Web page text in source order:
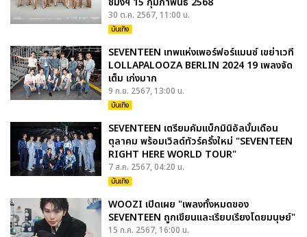
30 ต.ค. 2567, 11:00 น.
บันเทิง
SEVENTEEN เทพแห่งเพอร์ฟอร์แมนซ์ เขย่าเวที
LOLLAPALOOZA BERLIN 2024 19 เพลงจัด
เต็ม เก่งมาก
9 ก.ย. 2567, 13:00 น.
บันเทิง
SEVENTEEN เตรียมคัมแบ็กมินิอัลบั้มเดือน
ตุลาคม พร้อมเวิลด์ทัวร์ครั้งใหม่ "SEVENTEEN
RIGHT HERE WORLD TOUR"
7 ส.ค. 2567, 04:20 น.
บันเทิง
WOOZI เปิดเผย "เพลงทั้งหมดของ
SEVENTEEN ถูกเขียนและเรียบเรียงโดยมนุษย์"
15 ก.ค. 2567, 16:00 น.